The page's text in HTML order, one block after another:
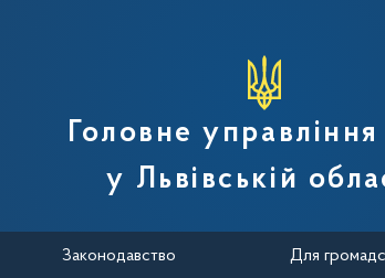
податкової служби
Головне
у Львівській
Законодавство Для